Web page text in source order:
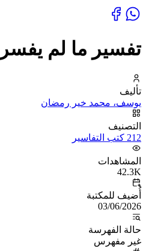
تفسير ما لم
تأليف
يوسف، محمد خير رمضان
التصنيف
212 كتب التفاسير
المشاهدات
42.3K
أُضيف للمكتبة
03/06/2026
حالة الفهرسة
غير مفهرس